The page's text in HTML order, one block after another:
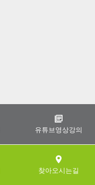
유튜브영상강의
찾아오시는길